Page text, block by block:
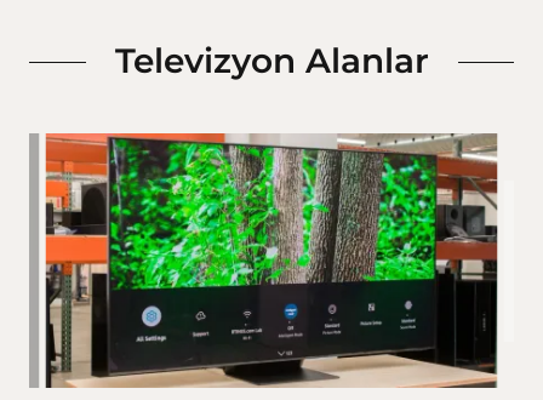
Televizyon Alanlar